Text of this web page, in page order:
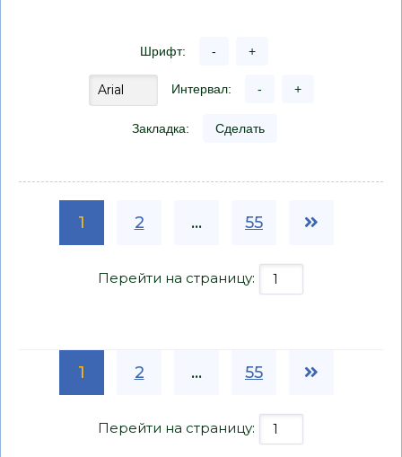
Шрифт: - +
Интервал: - +
Закладка: Сделать
1 2 ... 55
Перейти на страницу:
1 2 ... 55
Перейти на страницу: